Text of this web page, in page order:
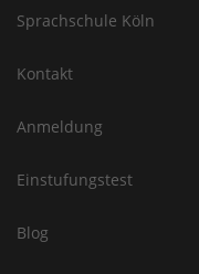
Sprachschule Köln
Kontakt
Anmeldung
Einstufungstest
Blog